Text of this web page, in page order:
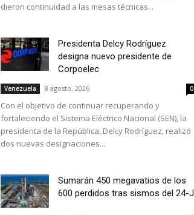
dieron continuidad a las mesas técnicas...
Presidenta Delcy Rodríguez
designa nuevo presidente de
Corpoelec
Venezuela 8 agosto, 2026 0
Con el objetivo de continuar recuperando y
fortaleciendo el Sistema Eléctrico Nacional (SEN), la
presidenta de la República, Delcy Rodríguez, realizó
dos nuevas designaciones...
Sumarán 450 megavatios de los
600 perdidos tras sismos del 24-J